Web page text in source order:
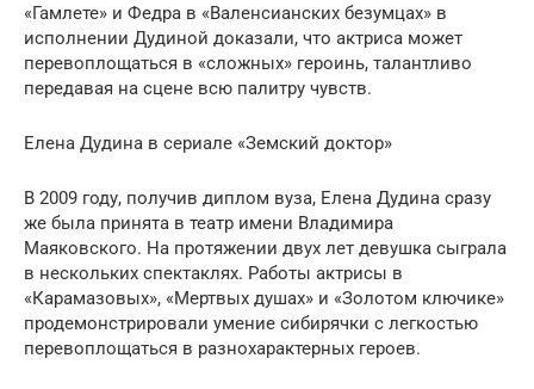
«Гамлете» и Федра в «Валенсианских безумцах» в
исполнении Дудиной доказали, что актриса может
перевоплощаться в «сложных» героинь, талантливо
передавая на сцене всю палитру чувств.
Елена Дудина в сериале «Земский доктор»
В 2009 году, получив диплом вуза, Елена Дудина сразу
же была принята в театр имени Владимира
Маяковского. На протяжении двух лет девушка сыграла
в нескольких спектаклях. Работы актрисы в
«Карамазовых», «Мертвых душах» и «Золотом ключике»
продемонстрировали умение сибирячки с легкостью
перевоплощаться в разнохарактерных героев.